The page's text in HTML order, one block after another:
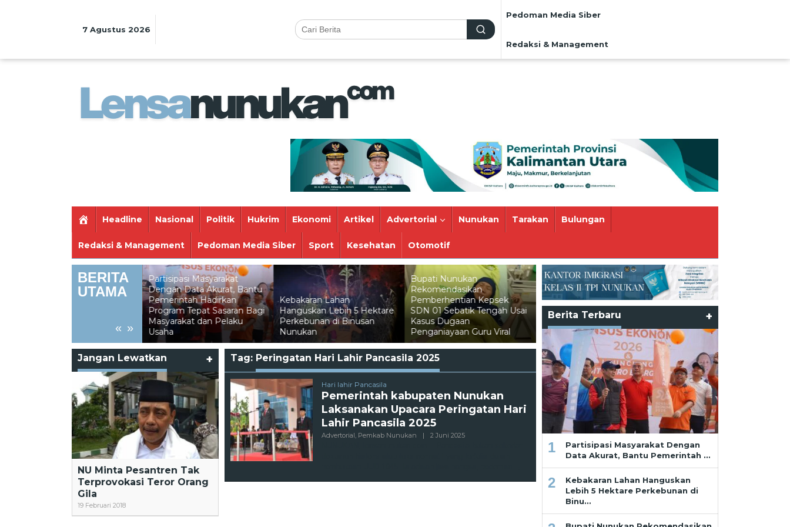
7 Agustus 2026
Pedoman Media Siber
Redaksi & Management
Headline Nasional Politik Hukrim Ekonomi Artikel Advertorial Nunukan Tarakan Bulungan
Redaksi & Management Pedoman Media Siber Sport Kesehatan Otomotif
BERITA
UTAMA
« »
Partisipasi Masyarakat
Dengan Data Akurat, Bantu
Pemerintah Hadirkan
Program Tepat Sasaran Bagi
Kebakaran Lahan
Hanguskan Lebih 5 Hektare
Perkebunan di Binusan
Nunukan
Bupati Nunukan
Rekomendasikan
Pemberhentian Kepsek
SDN 01 Sebatik Tengah Usai
Kasus Dugaan
Penganiayaan Guru Viral
Pelni Catat Penurunan
Penumpang Mudik di
Nunukan
Ramadhan dan Pekikan dari
Saf Paling Belakang
Partisipasi Masyarakat
Dengan Data Akurat,
Pemerintah Hadirkan
Masyarakat dan Pelaku
Usaha
Jangan Lewatkan +
NU Minta Pesantren Tak
Terprovokasi Teror Orang
Gila
19 Februari 2018
Tag: Peringatan Hari Lahir Pancasila 2025
Hari lahir Pancasila
Pemerintah kabupaten Nunukan
Laksanakan Upacara Peringatan Hari
Lahir Pancasila 2025
Advertorial Pemkab Nunukan | 2 Juni 2025Oleh
Berita Terbaru +
1
Partisipasi Masyarakat Dengan
Data Akurat, Bantu Pemerintah …
2
Kebakaran Lahan Hanguskan
Lebih 5 Hektare Perkebunan di
Binu…